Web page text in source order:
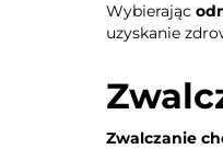
Wybierając
uzyskanie
Zwalczanie